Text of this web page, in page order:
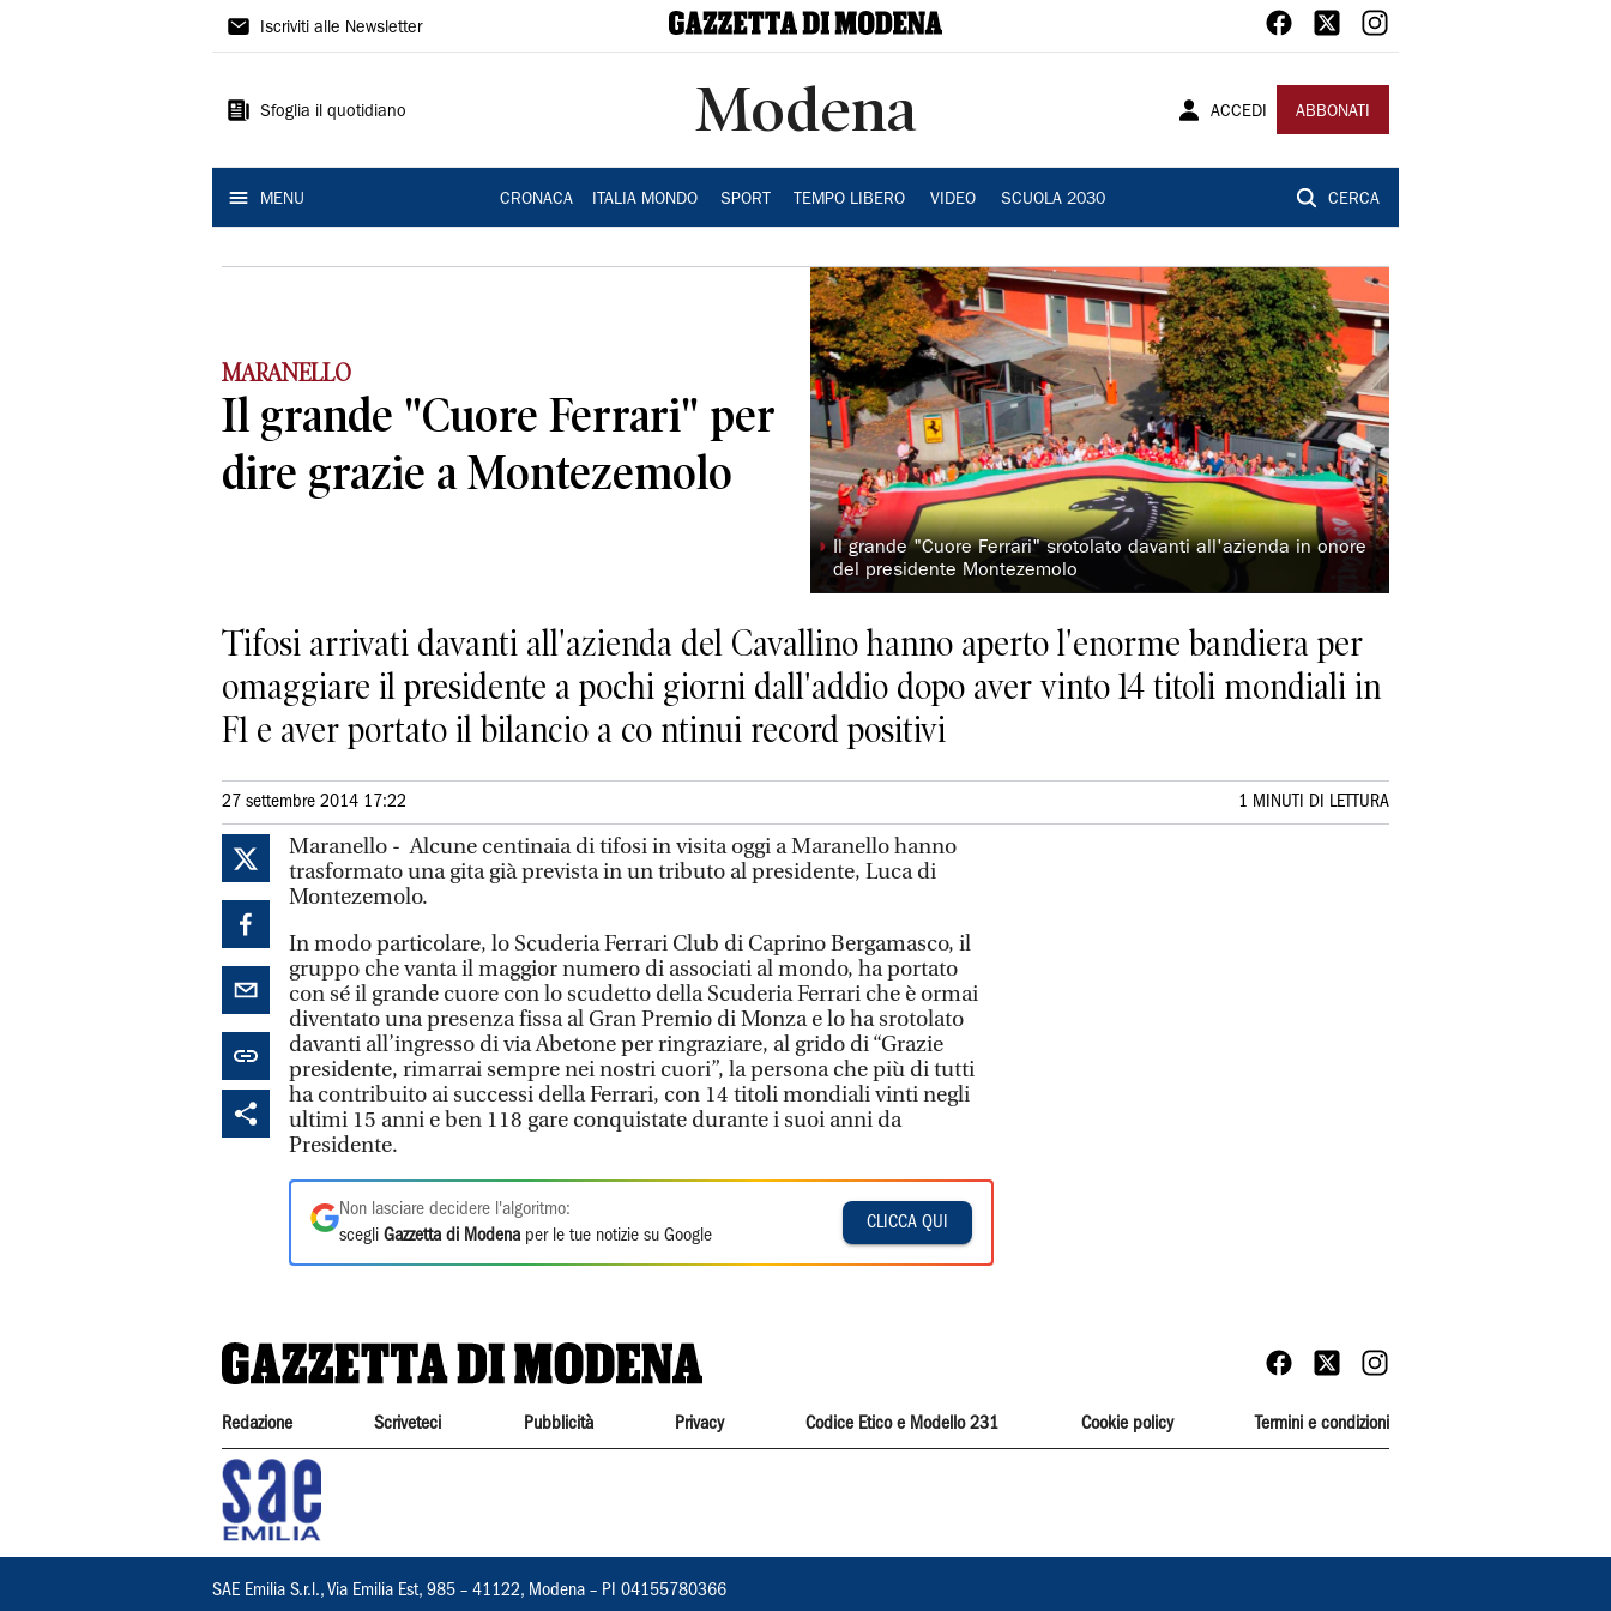
Gazzetta
Modena
Iscriviti alle Newsletter
Sfoglia il quotidiano Modena ACCEDI ABBONATI
MENU CRONACA ITALIA MONDO SPORT TEMPO LIBERO VIDEO SCUOLA 2030 CERCA
MARANELLO
Il grande "Cuore Ferrari" per
dire grazie a Montezemolo
◗ Il grande "Cuore Ferrari" srotolato davanti all'azienda in onore
del presidente Montezemolo
Tifosi arrivati davanti all'azienda del Cavallino hanno aperto l'enorme bandiera per
omaggiare il presidente a pochi giorni dall'addio dopo aver vinto 14 titoli mondiali in
F1 e aver portato il bilancio a co ntinui record positivi
27 settembre 2014 17:22 1 MINUTI DI LETTURA
Maranello - Alcune centinaia di tifosi in visita oggi a Maranello hanno
trasformato una gita già prevista in un tributo al presidente, Luca di
Montezemolo.
In modo particolare, lo Scuderia Ferrari Club di Caprino Bergamasco, il
gruppo che vanta il maggior numero di associati al mondo, ha portato
con sé il grande cuore con lo scudetto della Scuderia Ferrari che è ormai
diventato una presenza fissa al Gran Premio di Monza e lo ha srotolato
davanti all’ingresso di via Abetone per ringraziare, al grido di “Grazie
presidente, rimarrai sempre nei nostri cuori”, la persona che più di tutti
ha contribuito ai successi della Ferrari, con 14 titoli mondiali vinti negli
ultimi 15 anni e ben 118 gare conquistate durante i suoi anni da
Presidente.
Non lasciare decidere l'algoritmo:
scegli Gazzetta di Modena per le tue notizie su Google
CLICCA QUI
Redazione Scriveteci Pubblicità Privacy Codice Etico e Modello 231 Cookie policy Termini e condizioni
SAE Emilia S.r.l., Via Emilia Est, 985 – 41122, Modena – PI 04155780366